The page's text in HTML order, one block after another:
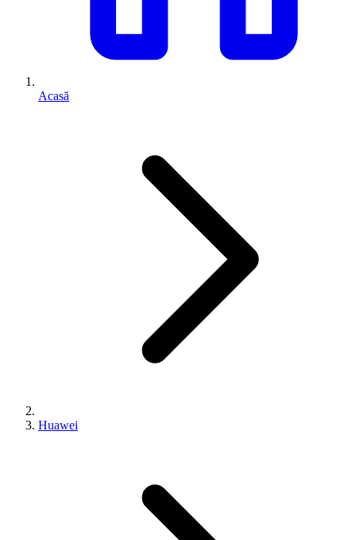
Acasă
Huawei